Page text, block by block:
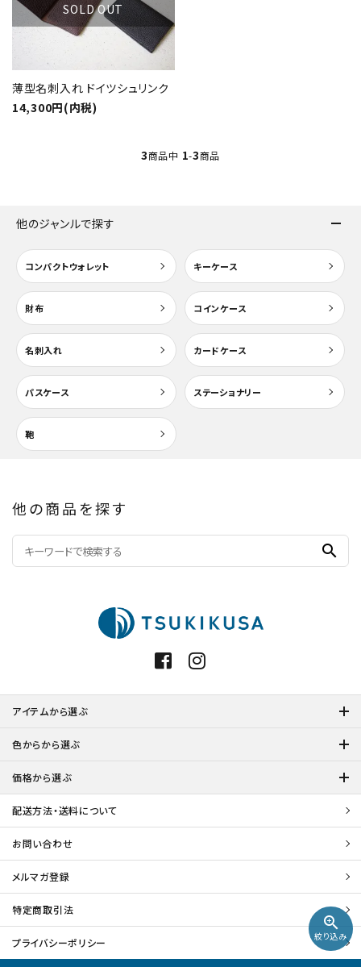
SOLD OUT
薄型名刺入れ ドイツシュリンク
14,300円(内税)
3商品中 1-3商品
他のジャンルで探す
コンパクトウォレット キーケース
財布 コインケース
名刺入れ カードケース
パスケース ステーショナリー
鞄
他の商品を探す
search
zoom_in
絞り込み
検索する
アイテムから選ぶ
色からから選ぶ
価格から選ぶ
配送方法・送料について
お問い合わせ
メルマガ登録
特定商取引法
プライバシーポリシー